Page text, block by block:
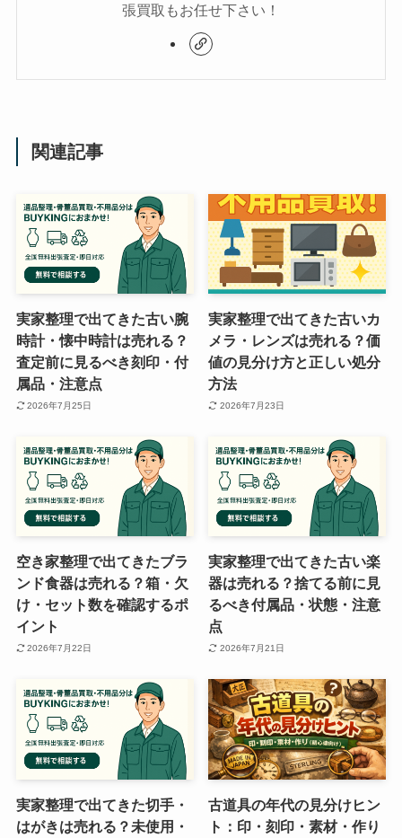
張買取もお任せ下さい！
関連記事
実家整理で出てきた古い腕
時計・懐中時計は売れる？
査定前に見るべき刻印・付
属品・注意点
2026年7月25日
実家整理で出てきた古いカ
メラ・レンズは売れる？価
値の見分け方と正しい処分
方法
2026年7月23日
空き家整理で出てきたブラ
ンド食器は売れる？箱・欠
け・セット数を確認するポ
イント
2026年7月22日
実家整理で出てきた古い楽
器は売れる？捨てる前に見
るべき付属品・状態・注意
点
2026年7月21日
実家整理で出てきた切手・
はがきは売れる？未使用・
古道具の年代の見分けヒン
ト：印・刻印・素材・作り